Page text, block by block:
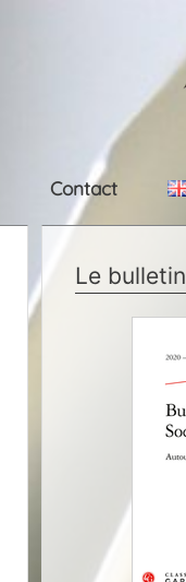
Contact
Le bulletin